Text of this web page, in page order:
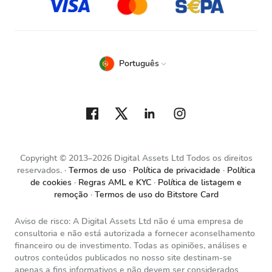
Copyright © 2013–2026 Digital Assets Ltd Todos os direitos
reservados.
Termos de uso Política de privacidade
Política
de cookies
Regras AML e KYC
Política de listagem e
remoção
Termos de uso do Bitstore Card
Português
Aviso de risco: A Digital Assets Ltd não é uma empresa de
consultoria e não está autorizada a fornecer aconselhamento
financeiro ou de investimento. Todas as opiniões, análises e
outros conteúdos publicados no nosso site destinam-se